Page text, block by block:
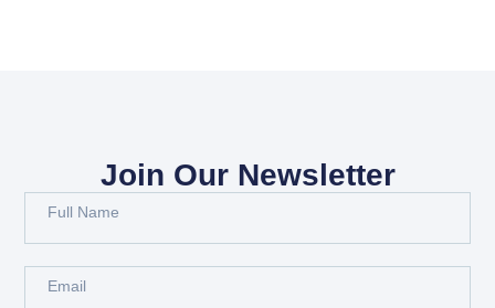
Join Our Newsletter